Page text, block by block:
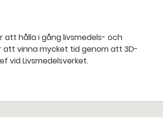
vid Livsmedelsverket.